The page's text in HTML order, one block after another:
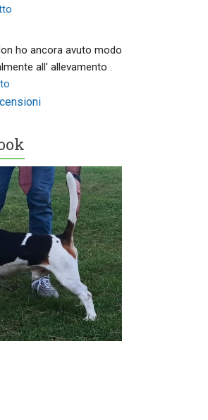
ho ancora avuto modo
all' allevamento .